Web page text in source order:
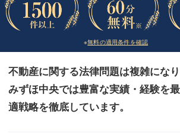
交通事故
法律相談など（その他）
お客様へ
※無料の適用条件を確認
不動産に関する法律問題は複雑になり
みずほ中央では豊富な実績・経験を
適戦略を徹底しています。
交通事故
法律相談など（その他）
お客様へ